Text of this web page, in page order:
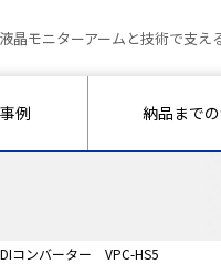
液晶モニターアームと技術で支
例 納品まで
コンバーター VPC-HS5